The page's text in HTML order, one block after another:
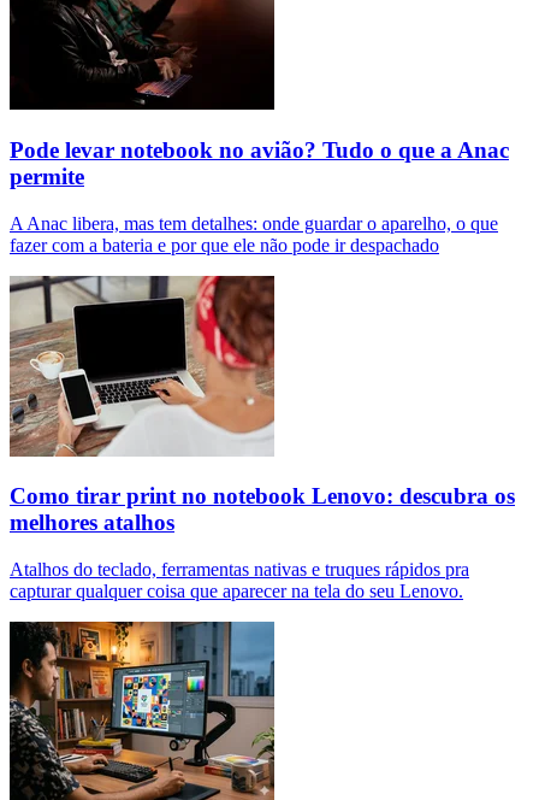
Pode levar notebook no avião? Tudo o que a Anac
permite
A Anac libera, mas tem detalhes: onde guardar o aparelho, o que
fazer com a bateria e por que ele não pode ir despachado
Como tirar print no notebook Lenovo: descubra os
melhores atalhos
Atalhos do teclado, ferramentas nativas e truques rápidos pra
capturar qualquer coisa que aparecer na tela do seu Lenovo.